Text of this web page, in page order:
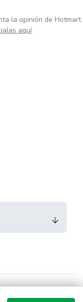
la opinión de Hotmart.
aquí